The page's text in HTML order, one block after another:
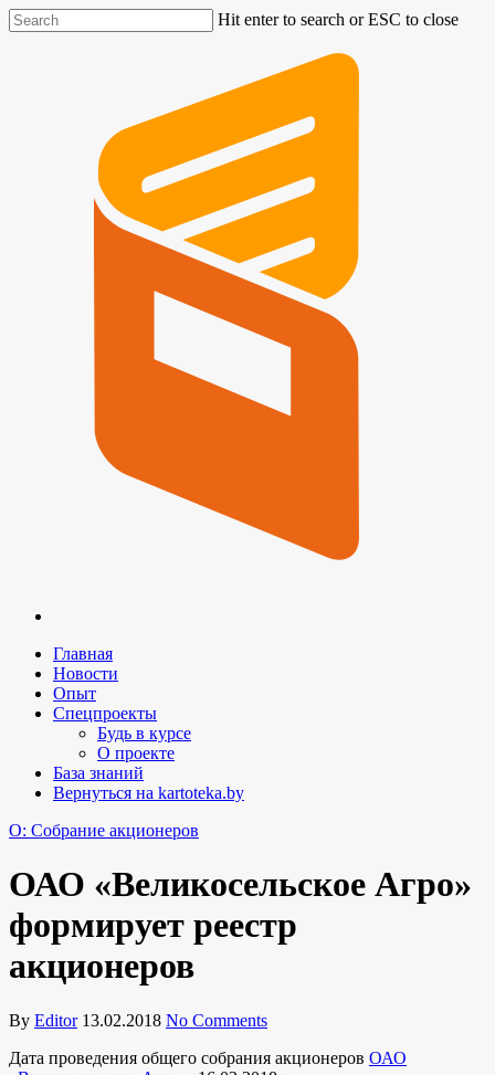
Hit enter to search or ESC to close
Главная
Новости
Опыт
Спецпроекты
Будь в курсе
О проекте
База знаний
Вернуться на kartoteka.by
O: Собрание акционеров
ОАО «Великосельское Агро»
формирует реестр
акционеров
By Editor 13.02.2018 No Comments
Дата проведения общего собрания акционеров ОАО